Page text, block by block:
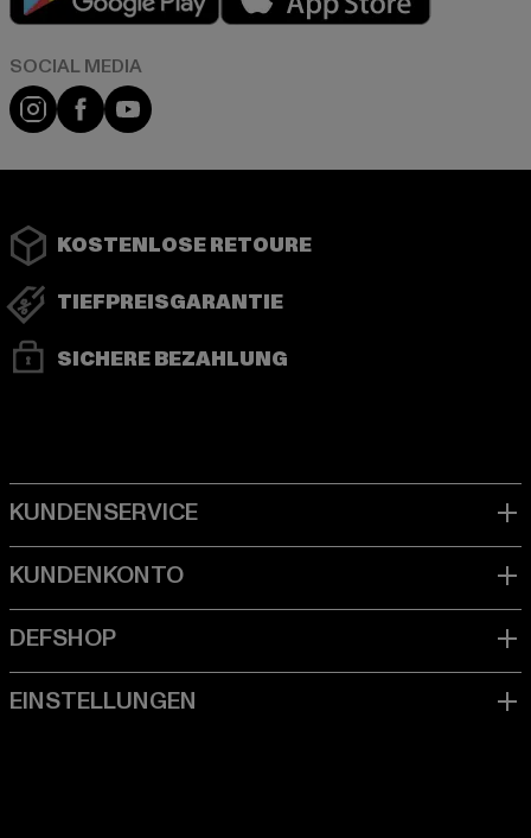
Instagram
FacebookYouTube
KOSTENLOSE RETOURE
TIEFPREISGARANTIE
SICHERE BEZAHLUNG